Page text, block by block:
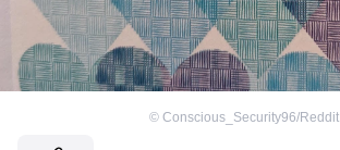
© Conscious_Security96/Reddit